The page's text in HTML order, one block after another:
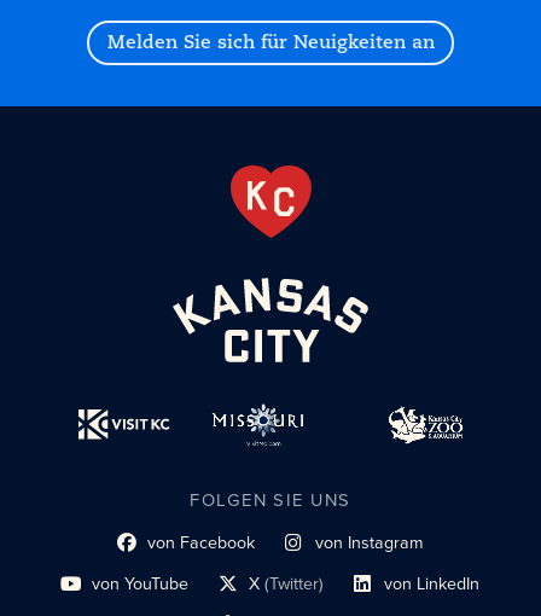
Melden Sie sich für Neuigkeiten an
FOLGEN SIE UNS
Link zum sozialen Profil
von Facebook Link zum sozialen Profil
von Instagram
Link zum sozialen Profil
von YouTube X(Twitter)
Social-Profil-Link Link zum sozialen Profil
von LinkedIn